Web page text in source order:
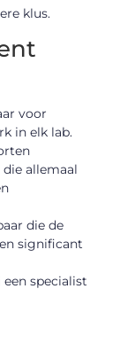
klus.
voor
in elk lab.
allemaal
die de
significant
specialist